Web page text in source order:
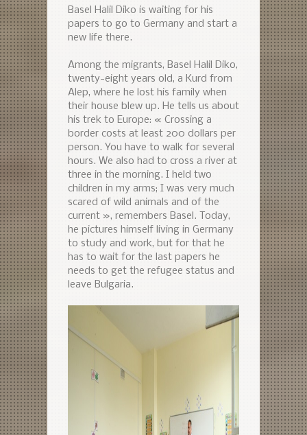
Basel Halil Diko is waiting for his
papers to go to Germany and start a
new life there.
Among the migrants, Basel Halil Diko,
twenty-eight years old, a Kurd from
Alep, where he lost his family when
their house blew up. He tells us about
his trek to Europe: « Crossing a
border costs at least 200 dollars per
person. You have to walk for several
hours. We also had to cross a river at
three in the morning. I held two
children in my arms; I was very much
scared of wild animals and of the
current », remembers Basel. Today,
he pictures himself living in Germany
to study and work, but for that he
has to wait for the last papers he
needs to get the refugee status and
leave Bulgaria.